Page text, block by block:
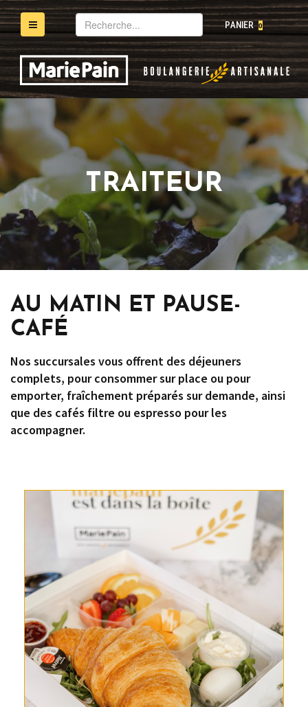
Mot(s)-
clé(s)
PANIER 0
TRAITEUR
AU MATIN ET PAUSE-
CAFÉ
Nos succursales vous offrent des déjeuners
complets, pour consommer sur place ou pour
emporter, fraîchement préparés sur demande, ainsi
que des cafés filtre ou espresso pour les
accompagner.